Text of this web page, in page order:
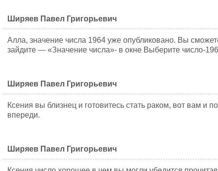
Ширяев Павел Григорьевич
Алла, значение числа 1964 уже опубликовано. Вы
зайдите — «Значение числа»- в окне Выберите число-
Ширяев Павел Григорьевич
Ксения вы близнец и готовитесь стать раком, вот вам и
впереди.
Ширяев Павел Григорьевич